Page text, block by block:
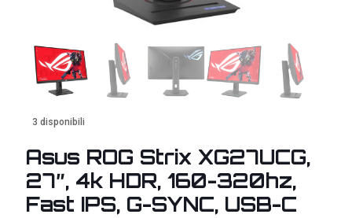
3 disponibili
Asus ROG Strix XG27UCG,
27″, 4k HDR, 160-320hz,
Fast IPS, G-SYNC, USB-C